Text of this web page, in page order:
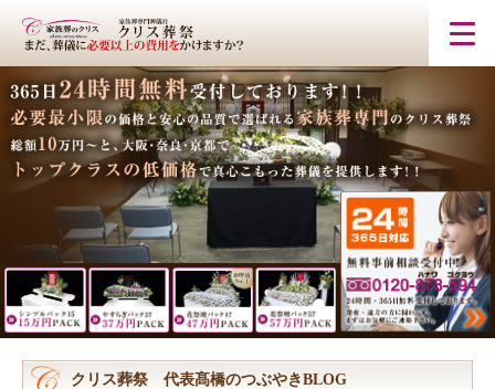
クリス葬祭 代表髙橋のつぶやきBLOG